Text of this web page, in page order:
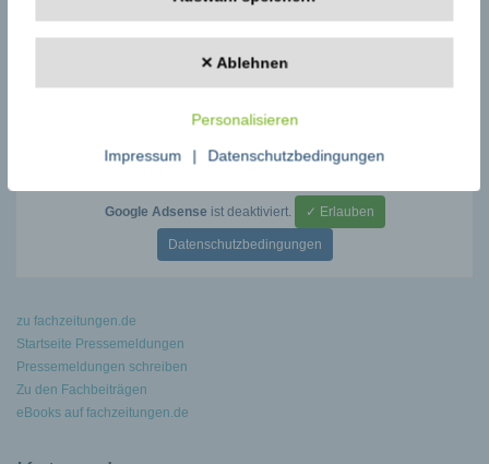
Ausstellung in Kooperation mit dem Kunstmagazin Hi-Fructose
Google Adsense ist deaktiviert. ✓ Erlauben
Datenschutzbedingungen
zu fachzeitungen.de
Startseite Pressemeldungen
Pressemeldungen schreiben
Zu den Fachbeiträgen
eBooks auf fachzeitungen.de
✕ Ablehnen
Personalisieren
Impressum | Datenschutzbedingungen